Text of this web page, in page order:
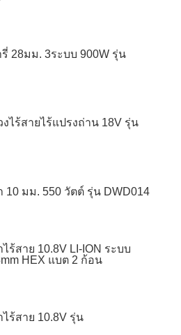
28มม. 3ระบบ 900W รุ่น
ไร้สายไร้แปรงถ่าน 18V รุ่น
10 มม. 550 วัตต์ รุ่น DWD014
ร้สาย 10.8V LI-ION ระบบ
HEX แบต 2 ก้อน
ร้สาย 10.8V รุ่น